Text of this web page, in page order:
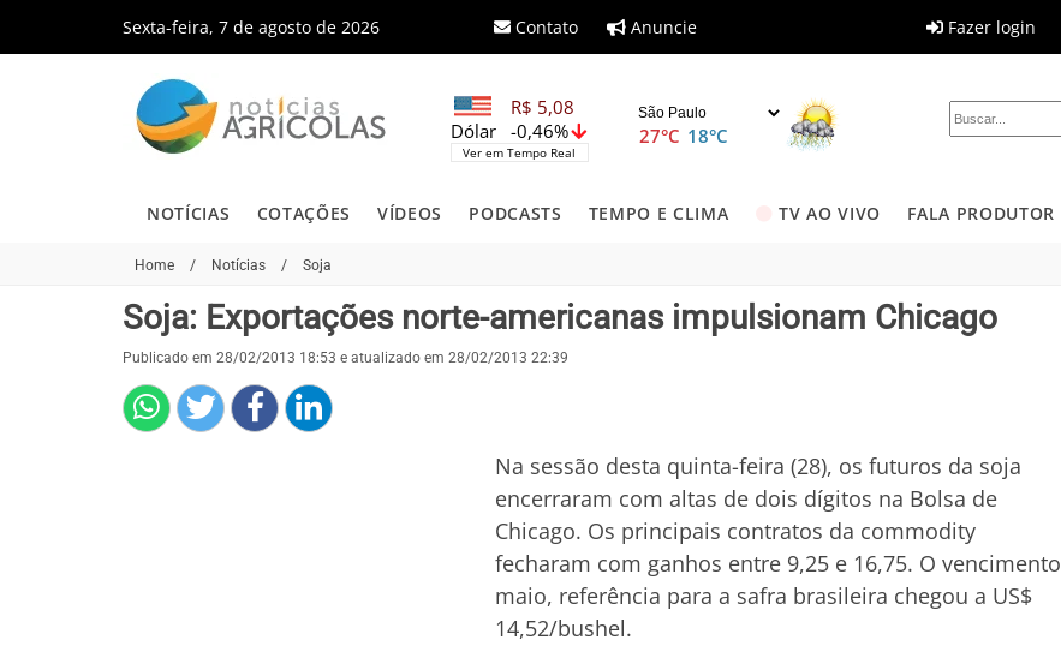
Sexta-feira, 7 de agosto de 2026 Contato Anuncie Fazer login
R$ 5,08
-0,46%
Dólar
Ver em Tempo Real
27°C 18°C
NOTÍCIAS COTAÇÕES VÍDEOS PODCASTS TEMPO E CLIMA TV AO VIVO FALA PRODUTOR
Home / Notícias / Soja
Soja: Exportações norte-americanas impulsionam Chicago
Publicado em 28/02/2013 18:53 e atualizado em 28/02/2013 22:39
Na sessão desta quinta-feira (28), os futuros da soja
encerraram com altas de dois dígitos na Bolsa de
Chicago. Os principais contratos da commodity
fecharam com ganhos entre 9,25 e 16,75. O vencimento
maio, referência para a safra brasileira chegou a US$
14,52/bushel.